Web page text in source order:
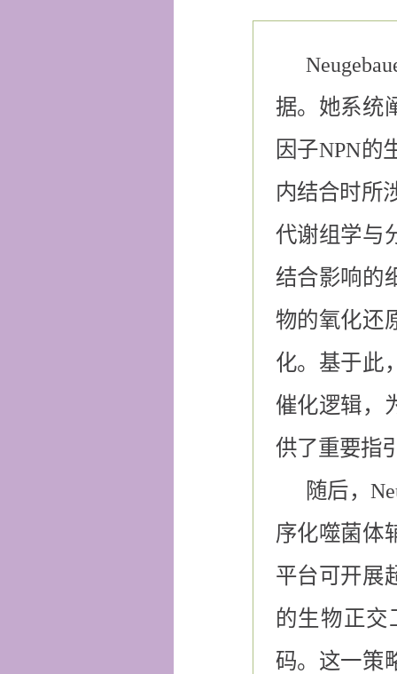
据。她系统
因子NPN的
内结合时所
代谢组学与
结合影响的
物的氧化还
化。基于此
催化逻辑，
供了重要指
随后，
序化噬菌体
平台可开展
的生物正交
码。这一策